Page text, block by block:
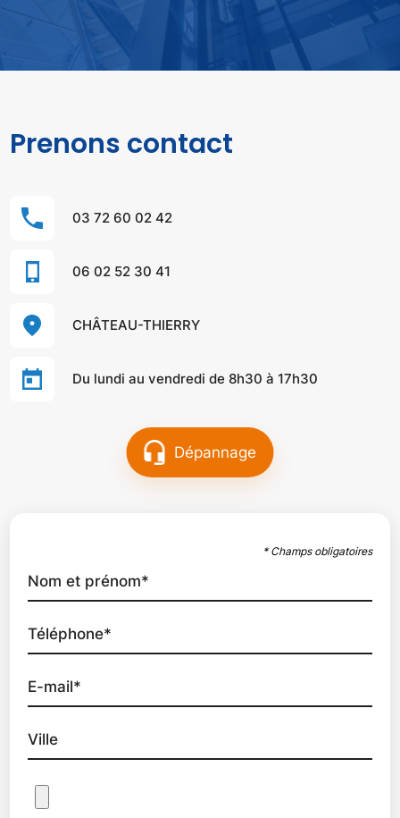
Prenons contact
Dépannage
03 72 60 02 42
06 02 52 30 41
CHÂTEAU-THIERRY
Du lundi au vendredi de 8h30 à 17h30
* Champs obligatoires
Nom et prénom*
Téléphone*
E-mail*
Ville